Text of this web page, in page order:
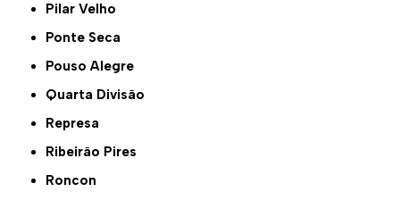
Pilar Velho
Ponte Seca
Pouso Alegre
Quarta Divisão
Represa
Ribeirão Pires
Roncon